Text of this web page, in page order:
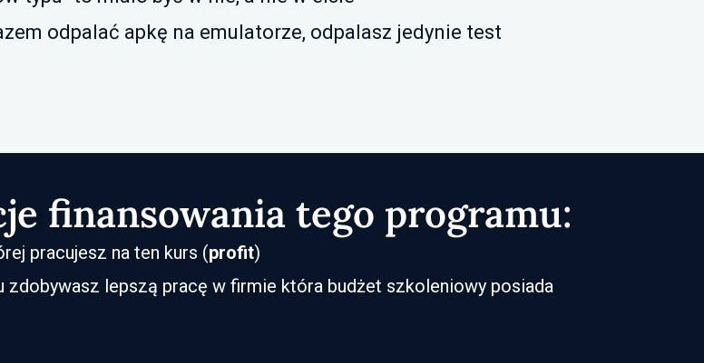
odpalać apkę na emulatorze, odpalasz jedynie test
finansowania tego programu:
pracujesz na ten kurs (profit)
lepszą pracę w firmie która budżet szkoleniowy posiada